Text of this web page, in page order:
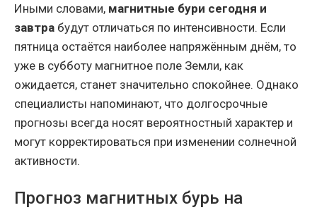
Иными словами, магнитные бури сегодня и
завтра будут отличаться по интенсивности. Если
пятница остаётся наиболее напряжённым днём, то
уже в субботу магнитное поле Земли, как
ожидается, станет значительно спокойнее. Однако
специалисты напоминают, что долгосрочные
прогнозы всегда носят вероятностный характер и
могут корректироваться при изменении солнечной
активности.
Прогноз магнитных бурь на